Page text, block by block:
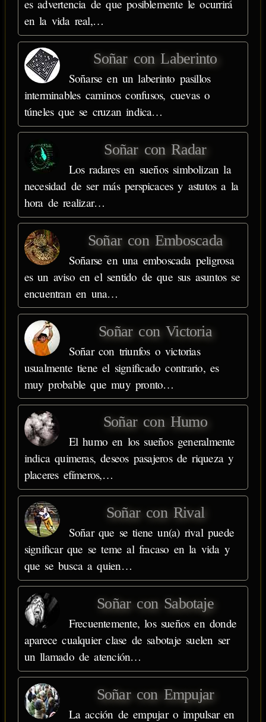
es advertencia de que posiblemente le ocurrirá
en la vida real,…
Soñar con Laberinto
Soñarse en un laberinto pasillos
interminables caminos confusos, cuevas o
túneles que se cruzan indica…
Soñar con Radar
Los radares en sueños simbolizan la
necesidad de ser más perspicaces y astutos a la
hora de realizar…
Soñar con Emboscada
Soñarse en una emboscada peligrosa
es un aviso en el sentido de que sus asuntos se
encuentran en una…
Soñar con Victoria
Soñar con triunfos o victorias
usualmente tiene el significado contrario, es
muy probable que muy pronto…
Soñar con Humo
El humo en los sueños generalmente
indica quimeras, deseos pasajeros de riqueza y
placeres efímeros,…
Soñar con Rival
Soñar que se tiene un(a) rival puede
significar que se teme al fracaso en la vida y
que se busca a quien…
Soñar con Sabotaje
Frecuentemente, los sueños en donde
aparece cualquier clase de sabotaje suelen ser
un llamado de atención…
Soñar con Empujar
La acción de empujar o impulsar en